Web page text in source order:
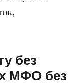
без
МФО без